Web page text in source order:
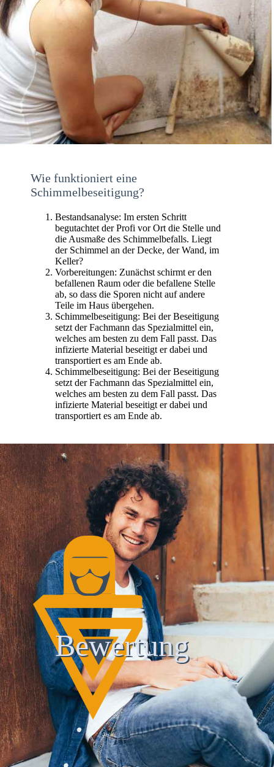
Wie funktioniert eine
Schimmelbeseitigung?
Bestandsanalyse: Im ersten Schritt
begutachtet der Profi vor Ort die Stelle und
die Ausmaße des Schimmelbefalls. Liegt
der Schimmel an der Decke, der Wand, im
Keller?
Vorbereitungen: Zunächst schirmt er den
befallenen Raum oder die befallene Stelle
ab, so dass die Sporen nicht auf andere
Teile im Haus übergehen.
Schimmelbeseitigung: Bei der Beseitigung
setzt der Fachmann das Spezialmittel ein,
welches am besten zu dem Fall passt. Das
infizierte Material beseitigt er dabei und
transportiert es am Ende ab.
Schimmelbeseitigung: Bei der Beseitigung
setzt der Fachmann das Spezialmittel ein,
welches am besten zu dem Fall passt. Das
infizierte Material beseitigt er dabei und
transportiert es am Ende ab.
Bewertung